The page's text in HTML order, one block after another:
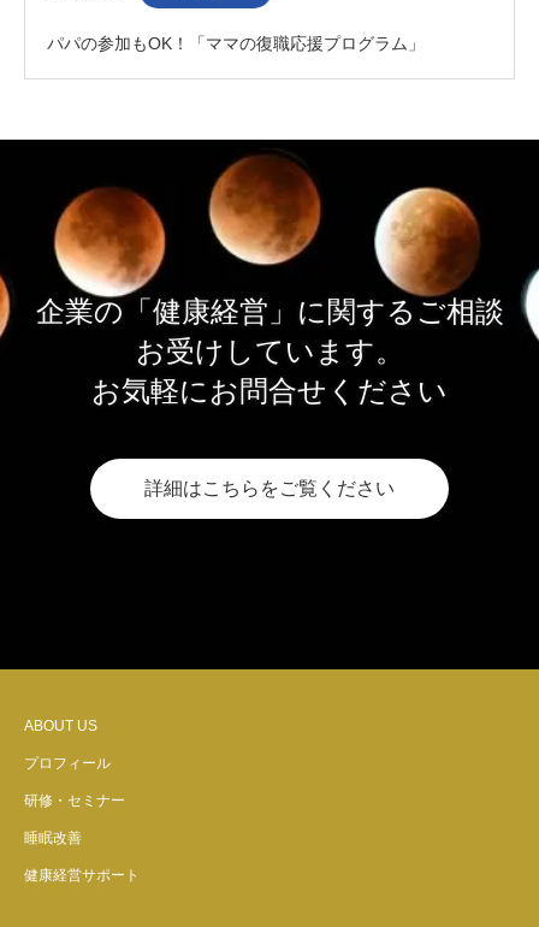
パパの参加もOK！「ママの復職応援プログラム」
企業の「健康経営」に関するご相談
お受けしています。
お気軽にお問合せください
詳細はこちらをご覧ください
ABOUT US
プロフィール
研修・セミナー
睡眠改善
健康経営サポート